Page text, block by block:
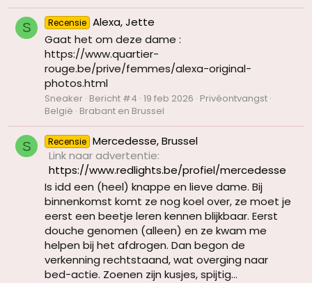
S Recensie Alexa, Jette
Gaat het om deze dame :
https://www.quartier-
rouge.be/prive/femmes/alexa-original-
photos.html
Sneaker Bericht #4 19 feb 2026 Privéontvangst
België Brabant en Brussel
S Recensie Mercedesse, Brussel
Link naar advertentie
https://www.redlights.be/profiel/mercedesse
Is idd een (heel) knappe en lieve dame. Bij
binnenkomst komt ze nog koel over, ze moet je
eerst een beetje leren kennen blijkbaar. Eerst
douche genomen (alleen) en ze kwam me
helpen bij het afdrogen. Dan begon de
verkenning rechtstaand, wat overging naar
bed-actie. Zoenen zijn kusjes, spijtig...